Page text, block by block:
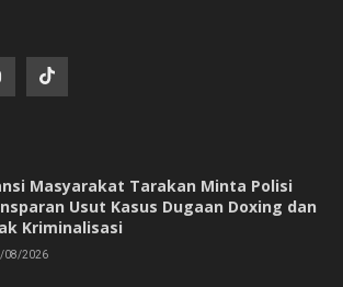
Masyarakat Tarakan Minta Polisi
Usut Kasus Dugaan Doxing dan
Kriminalisasi
08/2026